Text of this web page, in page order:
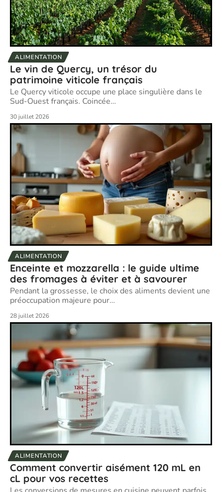
ALIMENTATION
Le vin de Quercy, un trésor du
patrimoine viticole français
Le Quercy viticole occupe une place singulière dans le
Sud-Ouest français. Coincée…
30 juillet 2026
ALIMENTATION
Enceinte et mozzarella : le guide ultime
des fromages à éviter et à savourer
Pendant la grossesse, le choix des aliments devient une
préoccupation majeure pour…
28 juillet 2026
ALIMENTATION
Comment convertir aisément 120 mL en
cL pour vos recettes